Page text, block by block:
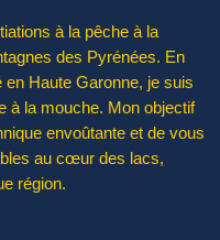
à la pêche à la
des Pyrénées. En
Haute Garonne, je suis
à la mouche. Mon objectif
envoûtante et de vous
au cœur des lacs,
région.